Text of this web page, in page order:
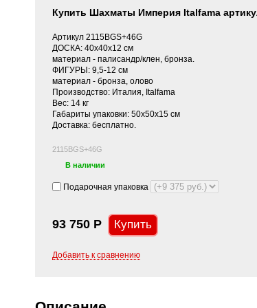
Купить Шахматы Империя Italfama
Артикул 2115BGS+46G
ДОСКА: 40x40x12 см
материал - палисандр/клен, бронза.
ФИГУРЫ: 9,5-12 см
материал - бронза, олово
Производство: Италия, Italfama
Вес: 14 кг
Габариты упаковки: 50х50х15 см
Доставка: бесплатно.
2115BGS+46G
В наличии
Подарочная упаковка
93 750 Р
Добавить к сравнению